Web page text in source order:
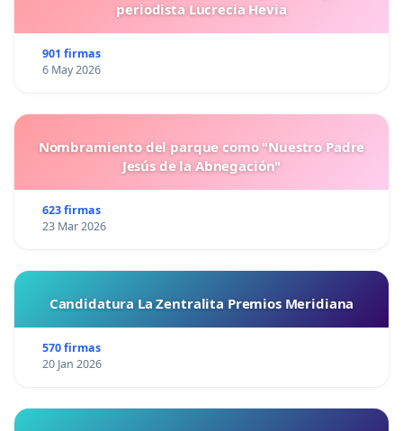
periodista Lucrecia Hevia
901 firmas
6 May 2026
Nombramiento del parque como "Nuestro Padre
Jesús de la Abnegación"
623 firmas
23 Mar 2026
Candidatura La Zentralita Premios Meridiana
570 firmas
20 Jan 2026